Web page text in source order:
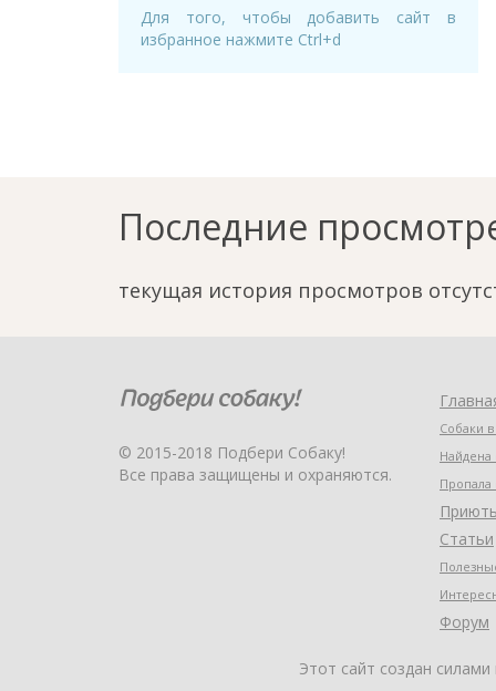
Вес (кг)
Равнодушное
Может проявить агрессию
Для того, чтобы добавить сайт в
избранное нажмите Ctrl+d
Последние
текущая история просмотров
© 2015-2018 Подбери Собаку!
Все права защищены и охраняются.
Собаки
Найдена
Пропала
Статьи
Форум
Этот сайт создан